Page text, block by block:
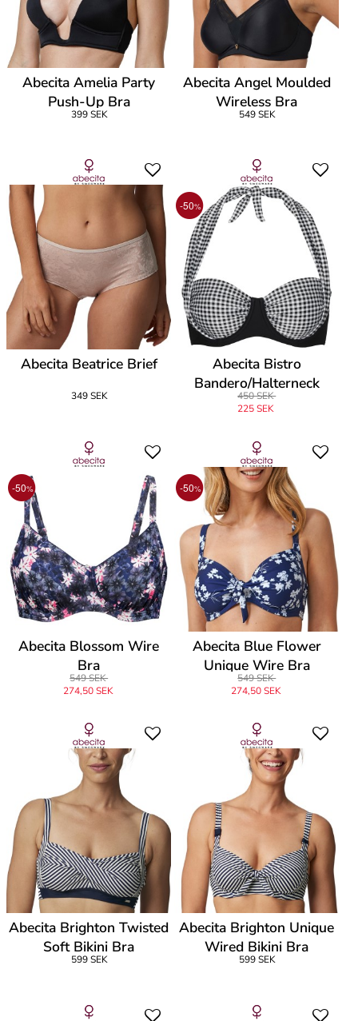
Abecita Amelia Party
Push-Up Bra
399 SEK
Abecita Angel Moulded
Wireless Bra
549 SEK
Abecita Beatrice Brief
349 SEK
-50%
Abecita Bistro
Bandero/Halterneck
450 SEK
225 SEK
-50%
Abecita Blossom Wire
Bra
549 SEK
274,50 SEK
-50%
Abecita Blue Flower
Unique Wire Bra
549 SEK
274,50 SEK
Abecita Brighton Twisted
Soft Bikini Bra
599 SEK
Abecita Brighton Unique
Wired Bikini Bra
599 SEK